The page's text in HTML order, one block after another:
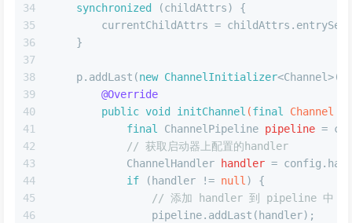
34
35
36
37
38
39
40
41
42
43
44
45
46
synchronized
(childAttrs) {
currentChildAttrs =
    }
    p.addLast(
new ChannelInitializer
@Override
public void initChannel (final
Channel
final
ChannelPipeline pipeline =
// 获取启动器上配置的handler
ChannelHandler
handler =
if (handler != null ) {
// 添加 handler 到 pipeline 中
                pipeline.addLast(handler);